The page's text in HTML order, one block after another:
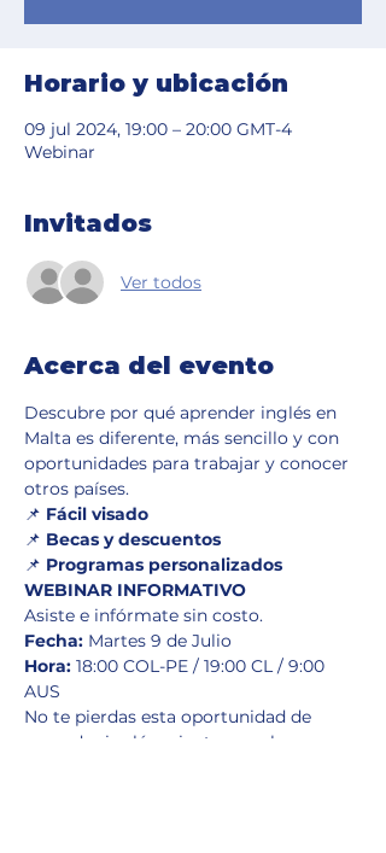
Horario y ubicación
09 jul 2024, 19:00 – 20:00 GMT-4
Webinar
Invitados
Ver todos
Acerca del evento
Descubre por qué aprender inglés en
Malta es diferente, más sencillo y con
oportunidades para trabajar y conocer
otros países.
📌 Fácil visado
📌 Becas y descuentos
📌 Programas personalizados
WEBINAR INFORMATIVO
Asiste e infórmate sin costo.
Fecha:
Hora: 18:00 COL-PE / 19:00 CL / 9:00
AUS
No te pierdas esta oportunidad de
aprender inglés mientras exploras